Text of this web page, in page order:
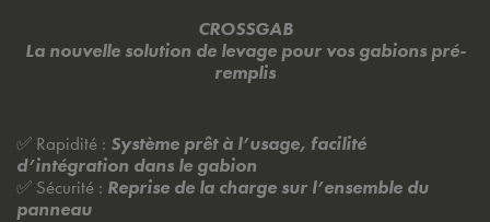
CROSSGAB
La nouvelle solution de levage pour vos gabions pré-
remplis
✅ Rapidité : Système prêt à l’usage, facilité
d’intégration dans le gabion
✅ Sécurité : Reprise de la charge sur l’ensemble du
panneau